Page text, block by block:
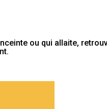
ou qui allaite,